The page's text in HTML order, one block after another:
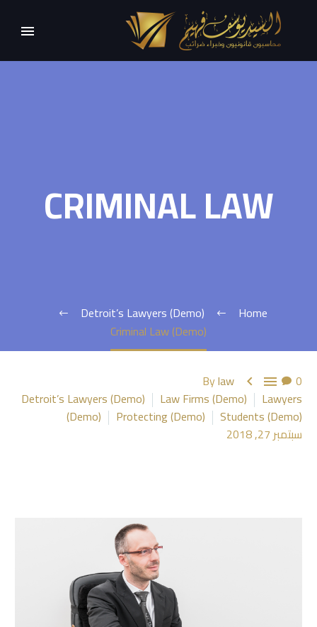
CRIMINAL LAW
Home
Detroit’s Lawyers (Demo)
Criminal Law (Demo)
0
 
Bylaw
Detroit’s Lawyers (Demo)
Law Firms (Demo)
Lawyers
(Demo)
Protecting (Demo)
Students (Demo)
سبتمبر 27, 2018